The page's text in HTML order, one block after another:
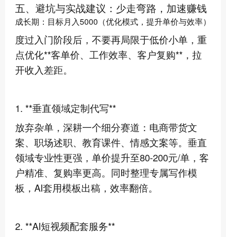
五、避坑与实战建议：少走弯路，加速赚钱
成长期：目标月入5000（优化模式，提升单价与效率）
度过入门阶段后，不要再局限于低价小单，重
点优化**客单价、工作效率、客户复购**，拉
开收入差距。
1. **垂直领域定制代写**
放弃杂单，深耕一个细分赛道：电商带货文
案、职场述职、教育课件、情感文案等。垂直
领域专业性更强，单价提升至80-200元/单，客
户精准、复购率更高。同时整理专属写作模
板，AI套用模板出稿，效率翻倍。
2. **AI短视频配套服务**